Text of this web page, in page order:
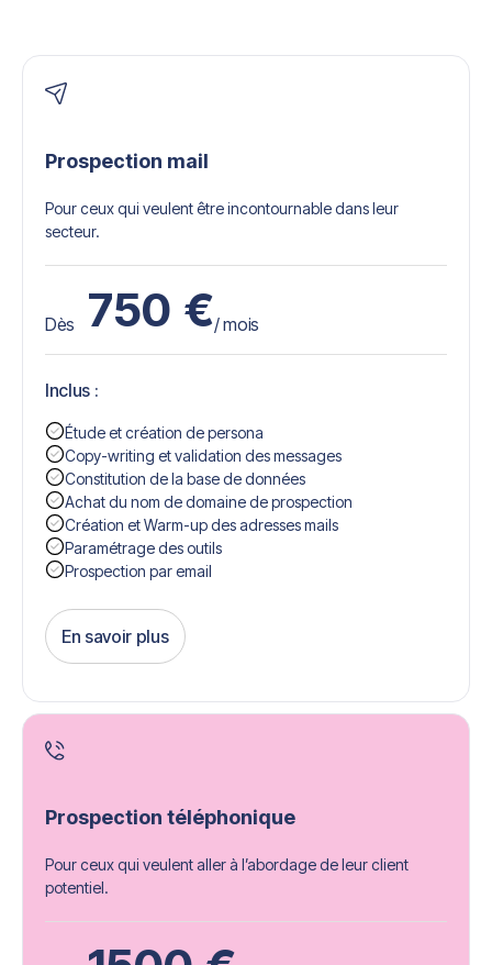
Prospection mail
Pour ceux qui veulent être incontournable dans leur
secteur.
Dès 750 €/ mois
Inclus :
Étude et création de persona
Copy-writing et validation des messages
Constitution de la base de données
Achat du nom de domaine de prospection
Création et Warm-up des adresses mails
Paramétrage des outils
Prospection par email
En savoir plus
Get Started
Prospection téléphonique
Pour ceux qui veulent aller à l’abordage de leur client
potentiel.